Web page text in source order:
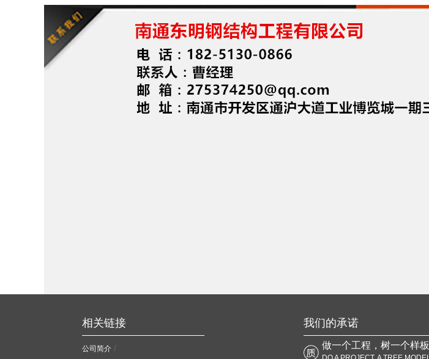
钢结构隔层（一） 南通钢结构楼梯（六）
钢结构雨棚（三） 南通钢结构厂房(九)
美和舒适，也让钢结构体系在众多建筑体系中崛起，日渐成为
一道亮丽的风景线。
相关链接
公司简介 /
我们的承诺
做一个工程，树一个样板